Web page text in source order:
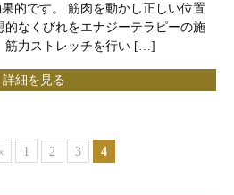
的です。 筋肉を動かし正しい位置
的なくびれをエナジーテラピーの施
筋力ストレッチを行い […]
詳細を見る
1 2 3 4